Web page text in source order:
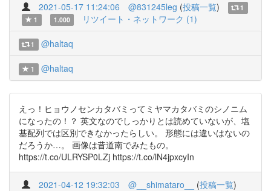
2021-05-17 11:24:06 @831245leg (投稿一覧)
1
1
1.000 リツイート・ネットワーク (1)
1 @haltaq
1 @haltaq
えっ！ヒョウノセンカタバミってミヤマカタバミのシノニム
になったの！？ 英文なのでしっかりとは読めていないが、塩
基配列では区別できなかったらしい。 形態には違いはないの
だろうか…。 画像は昔道南でみたもの。
https://t.co/ULRYSP0LZj https://t.co/lN4jpxcyIn
2021-04-12 19:32:03 @__shimataro__ (投稿一覧)